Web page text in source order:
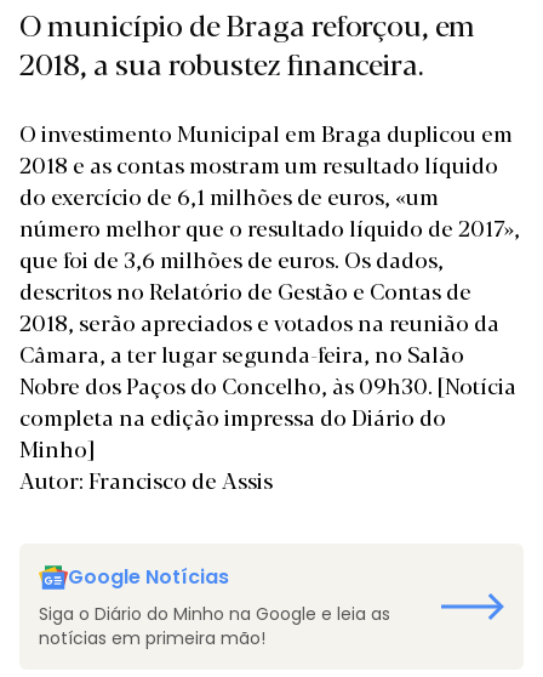
O município de Braga reforçou, em
2018, a sua robustez financeira.
O investimento Municipal em Braga duplicou em
2018 e as contas mostram um resultado líquido
do exercício de 6,1 milhões de euros, «um
número melhor que o resultado líquido de 2017»,
que foi de 3,6 milhões de euros. Os dados,
descritos no Relatório de Gestão e Contas de
2018, serão apreciados e votados na reunião da
Câmara, a ter lugar segunda-feira, no Salão
Nobre dos Paços do Concelho, às 09h30. [Notícia
completa na edição impressa do Diário do
Minho]
Autor: Francisco de Assis
Google Notícias
Siga o Diário do Minho na Google e leia as
notícias em primeira mão!